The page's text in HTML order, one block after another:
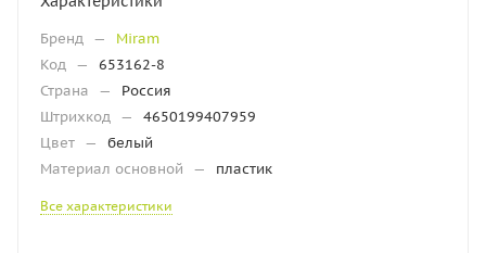
Бренд —
Miram
Код —
653162-8
Страна
—
Россия
Штрихкод —
4650199407959
Цвет —
белый
Материал основной
— пластик
Все характеристики